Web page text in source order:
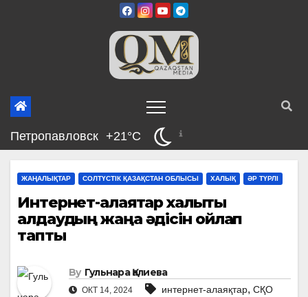
Петропавловск +21°C
ЖАҢАЛЫҚТАР СОЛТҮСТІК ҚАЗАҚСТАН ОБЛЫСЫ ХАЛЫҚ ӘР ТҮРЛІ
Интернет-алаяқтар халықты
алдаудың жаңа әдісін ойлап
тапты
By Гульнара Қалиева
ОКТ 14, 2024 интернет-алаяқтар, СҚО